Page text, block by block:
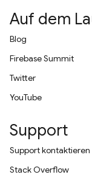
Auf dem
Blog
Firebase Summit
Twitter
YouTube
Support
Support kontaktieren
Stack Overflow